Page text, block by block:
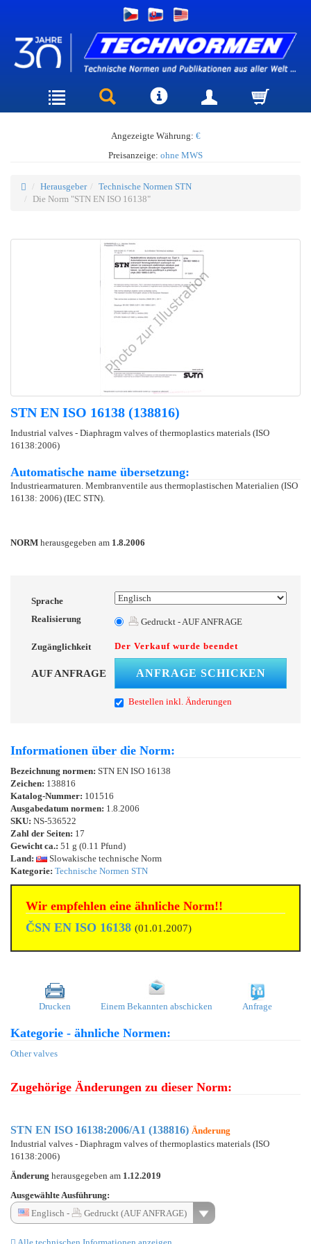
Angezeigte Währung: €
Preisanzeige: ohne MWS
Herausgeber
Technische Normen STN
Die Norm "STN EN ISO 16138"
STN EN ISO 16138 (138816)
Industrial valves - Diaphragm valves of thermoplastics materials (ISO
16138:2006)
Automatische name übersetzung:
Industriearmaturen. Membranventile aus thermoplastischen Materialien (ISO
16138: 2006) (IEC STN).
NORM herausgegeben am 1.8.2006
Sprache
Realisierung
Gedruckt - AUF ANFRAGE
Zugänglichkeit Der Verkauf wurde beendet
AUF ANFRAGE ANFRAGE SCHICKEN
Bestellen inkl. Änderungen
Informationen über die Norm:
Bezeichnung normen: STN EN ISO 16138
Zeichen: 138816
Katalog-Nummer: 101516
Ausgabedatum normen: 1.8.2006
SKU: NS-536522
Zahl der Seiten: 17
Gewicht ca.: 51 g (0.11 Pfund)
Land:
Slowakische technische Norm
Kategorie: Technische Normen STN
Wir empfehlen eine ähnliche Norm!!
ČSN EN ISO 16138 (01.01.2007)
Drucken Einem Bekannten abschicken Anfrage
Kategorie - ähnliche Normen:
Other valves
Zugehörige Änderungen zu dieser Norm:
STN EN ISO 16138:2006/A1 (138816) Änderung
Industrial valves - Diaphragm valves of thermoplastics materials (ISO
16138:2006)
Änderung herausgegeben am 1.12.2019
Ausgewählte Ausführung:
Englisch -
Gedruckt (AUF ANFRAGE)